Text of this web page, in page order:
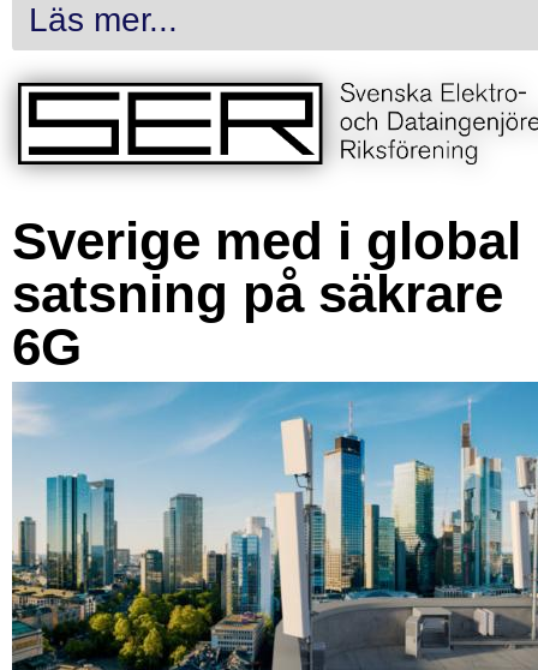
Läs mer...
Sverige med i global
satsning på säkrare
6G